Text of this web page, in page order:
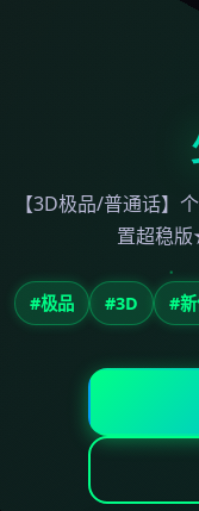
【3D极品/普通话】
置超稳
#极品 #3D #